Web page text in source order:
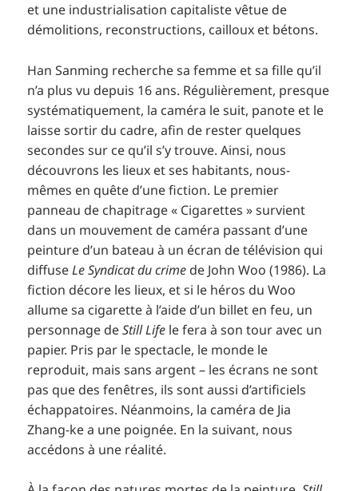
et une industrialisation capitaliste vêtue de
démolitions, reconstructions, cailloux et bétons.
Han Sanming recherche sa femme et sa fille qu’il
n’a plus vu depuis 16 ans. Régulièrement, presque
systématiquement, la caméra le suit, panote et le
laisse sortir du cadre, afin de rester quelques
secondes sur ce qu’il s’y trouve. Ainsi, nous
découvrons les lieux et ses habitants, nous-
mêmes en quête d’une fiction. Le premier
panneau de chapitrage « Cigarettes » survient
dans un mouvement de caméra passant d’une
peinture d’un bateau à un écran de télévision qui
diffuseLe Syndicat du crime de John Woo (1986). La
fiction décore les lieux, et si le héros du Woo
allume sa cigarette à l’aide d’un billet en feu, un
personnage deStill Life le fera à son tour avec un
papier. Pris par le spectacle, le monde le
reproduit, mais sans argent – les écrans ne sont
pas que des fenêtres, ils sont aussi d’artificiels
échappatoires. Néanmoins, la caméra de Jia
Zhang-ke a une poignée. En la suivant, nous
accédons à une réalité.